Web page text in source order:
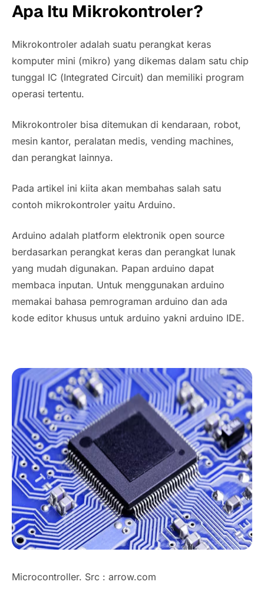
Apa Itu Mikrokontroler?
Mikrokontroler adalah suatu perangkat keras
komputer mini (mikro) yang dikemas dalam satu chip
tunggal IC (Integrated Circuit) dan memiliki program
operasi tertentu.
Mikrokontroler bisa ditemukan di kendaraan, robot,
mesin kantor, peralatan medis, vending machines,
dan perangkat lainnya.
Pada artikel ini kiita akan membahas salah satu
contoh mikrokontroler yaitu Arduino.
Arduino adalah platform elektronik open source
berdasarkan perangkat keras dan perangkat lunak
yang mudah digunakan. Papan arduino dapat
membaca inputan. Untuk menggunakan arduino
memakai bahasa pemrograman arduino dan ada
kode editor khusus untuk arduino yakni arduino IDE.
Microcontroller. Src : arrow.com